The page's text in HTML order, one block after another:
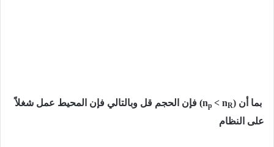
بما أن (np < nR)
فإن الحجم قل وبالتالي فإن المحیط عمل شغلاً
على النظام